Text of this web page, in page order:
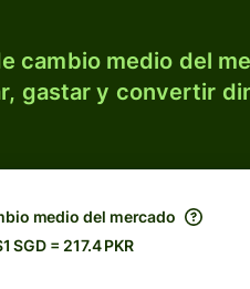
cambio medio del
gastar y convertir
medio del mercado
SGD = 217.4 PKR